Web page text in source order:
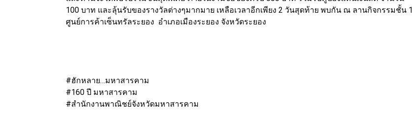
100 บาท และลุ้นรับของรางวัลต่างๆมากมาย เหลือเวลาอีกเพียง 2 วันสุดท้าย พบกัน ณ ลานกิจกรรมชั้น 1
ศูนย์การค้าเซ็นทรัลระยอง อำเภอเมืองระยอง จังหวัดระยอง
#ฮักหลาย…มหาสารคาม
#160 ปี มหาสารคาม
#สำนักงานพาณิชย์จังหวัดมหาสารคาม